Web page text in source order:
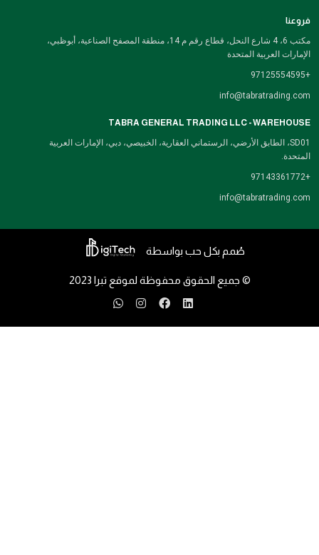
فروعنا
مكتب 6، 4 شارع النحل، قطاع رقم م 14، منطقة المصفح الصناعية، أبوظبي،
الإمارات العربية المتحدة
+97125554595
info@tabratrading.com
TABRA GENERAL TRADING LLC - WAREHOUSE
SD01، الطابق الأرضي، الرستماني العقارية، الخبيصي، دبي، الإمارات العربية
المتحدة.
+97143361772
info@tabratrading.com
صُمم بكل حب بواسطة
© جميع الحقوق محفوظة لموقع تبرا 2023